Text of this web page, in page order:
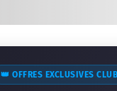
👑 OFFRES EXCLUSIVES CLUB